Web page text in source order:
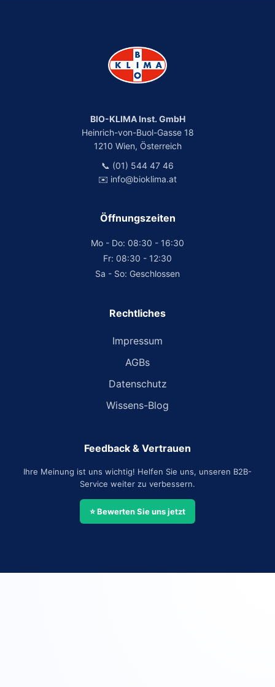
BIO-KLIMA Inst. GmbH
Heinrich-von-Buol-Gasse 18
1210 Wien, Österreich
📞 (01) 544 47 46
✉️ info@bioklima.at
Öffnungszeiten
Mo - Do: 08:30 - 16:30
Fr: 08:30 - 12:30
Sa - So: Geschlossen
Rechtliches
Impressum
AGBs
Datenschutz
Wissens-Blog
Feedback & Vertrauen
Ihre Meinung ist uns wichtig! Helfen Sie uns, unseren B2B-
Service weiter zu verbessern.
⭐ Bewerten Sie uns jetzt